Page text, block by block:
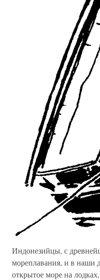
Индонезийцы, с
мореплавания, и в наши
открытое море на